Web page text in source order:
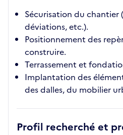
Sécurisation du chantier
déviations, etc.).
Positionnement des
construire.
Terrassement et
Implantation des
des dalles, du mobilier
Profil recherché et